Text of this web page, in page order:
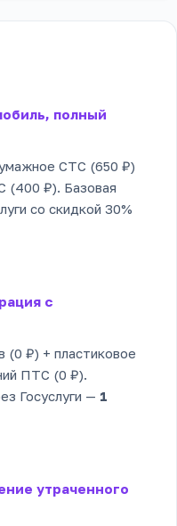
полный
СТС (650 ₽)
(400 ₽). Базовая
со скидкой 30%
с
(0 ₽) + пластиковое
ПТС (0 ₽).
Госуслуги — 1
утраченного